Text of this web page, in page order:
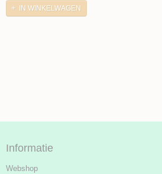
IN WINKELWAGEN
Informatie
Webshop